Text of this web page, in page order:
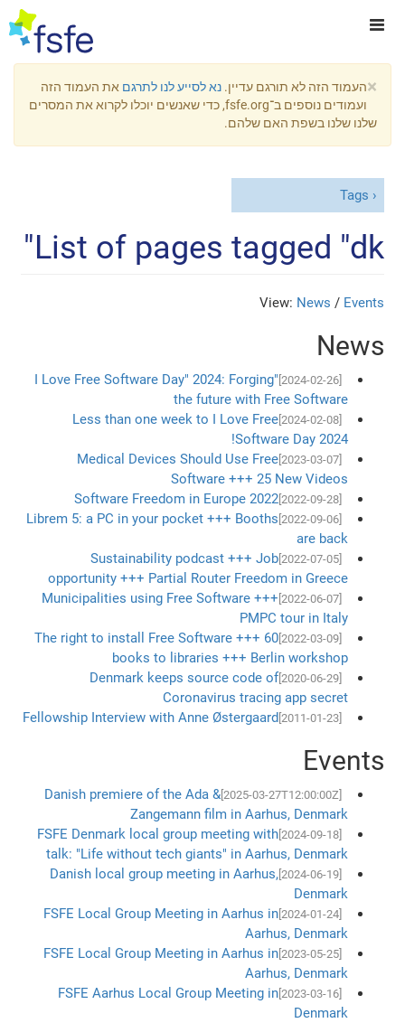
×העמוד הזה לא תורגם עדיין. נא לסייע לנו לתרגם את העמוד הזה
ועמודים נוספים ב־fsfe.org, כדי שאנשים יוכלו לקרוא את המסרים
שלנו שלנו בשפת האם שלהם.
Tags
List of pages tagged "dk"
View: News / Events
News
[2024-02-26]
"I Love Free Software Day" 2024: Forging
the future with Free Software
[2024-02-08]
Less than one week to I Love Free
Software Day 2024!
[2023-03-07]
Medical Devices Should Use Free
Software +++ 25 New Videos
[2022-09-28]
Software Freedom in Europe 2022
[2022-09-06]
Librem 5: a PC in your pocket +++ Booths
are back
[2022-07-05]
Sustainability podcast +++ Job
opportunity +++ Partial Router Freedom in Greece
[2022-06-07]
Municipalities using Free Software +++
PMPC tour in Italy
[2022-03-09]
The right to install Free Software +++ 60
books to libraries +++ Berlin workshop
[2020-06-29]
Denmark keeps source code of
Coronavirus tracing app secret
[2011-01-23]
Fellowship Interview with Anne Østergaard
Events
Danish premiere of the Ada &
Zangemann film in Aarhus, Denmark
[2024-09-18]
FSFE Denmark local group meeting with
talk: "Life without tech giants" in Aarhus, Denmark
[2024-06-19]
Danish local group meeting in Aarhus,
Denmark
[2024-01-24]
FSFE Local Group Meeting in Aarhus in
Aarhus, Denmark
[2023-05-25]
FSFE Local Group Meeting in Aarhus in
Aarhus, Denmark
[2023-03-16]
FSFE Aarhus Local Group Meeting in
Denmark